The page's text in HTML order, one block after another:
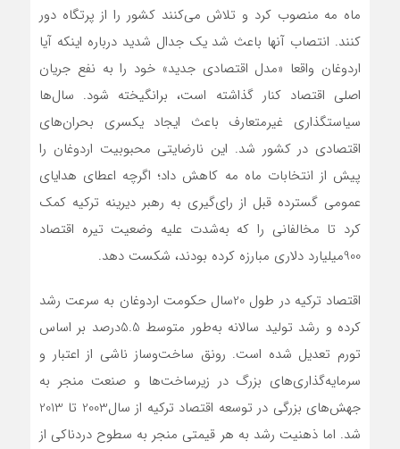
ماه مه منصوب کرد و تلاش می‌کنند کشور را از پرتگاه دور
کنند. انتصاب آنها باعث شد یک جدال شدید درباره اینکه آیا
اردوغان واقعا «مدل اقتصادی جدید» خود را به نفع جریان
اصلی اقتصاد کنار گذاشته است، برانگیخته شود. سال‌ها
سیاستگذاری غیرمتعارف باعث ایجاد یکسری بحران‌های
اقتصادی در کشور شد. این نارضایتی محبوبیت اردوغان را
پیش از انتخابات ماه مه کاهش داد؛ اگرچه اعطای هدایای
عمومی گسترده قبل از رای‌گیری به رهبر دیرینه ترکیه کمک
کرد تا مخالفانی را که به‌شدت علیه وضعیت تیره اقتصاد
900میلیارد دلاری مبارزه کرده بودند، شکست دهد.
اقتصاد ترکیه در طول 20سال حکومت اردوغان به سرعت رشد
کرده و رشد تولید سالانه به‌طور متوسط 5.5درصد بر اساس
تورم تعدیل شده است. رونق ساخت‌و‌ساز ناشی از اعتبار و
سرمایه‌گذاری‌های بزرگ در زیرساخت‌ها و صنعت منجر به
جهش‌های بزرگی در توسعه اقتصاد ترکیه از سال2003 تا 2013
شد. اما ذهنیت رشد به هر قیمتی منجر به سطوح دردناکی از